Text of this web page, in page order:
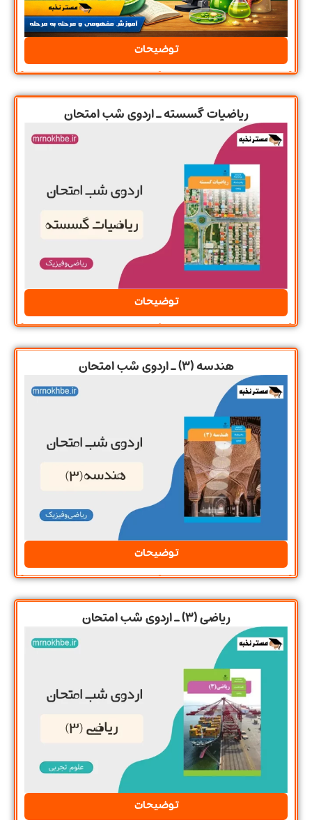
توضیحات
ریاضیات گسسته ـ اردوی شب امتحان
توضیحات
هندسه (3) ـ اردوی شب امتحان
توضیحات
ریاضی (3) ـ اردوی شب امتحان
توضیحات